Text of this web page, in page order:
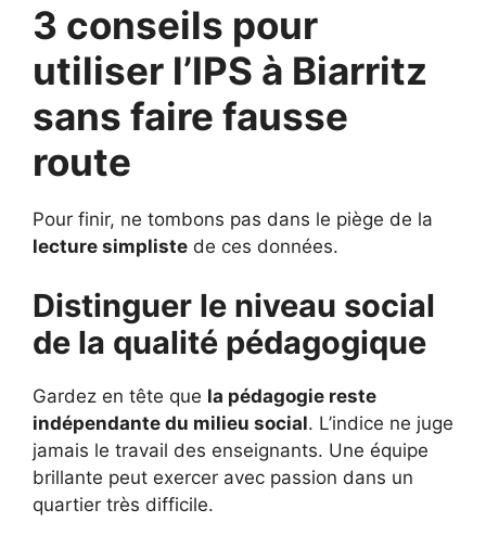
3 conseils pour
utiliser l’IPS à Biarritz
sans faire fausse
route
Pour finir, ne tombons pas dans le piège de la
lecture simpliste de ces données.
Distinguer le niveau social
de la qualité pédagogique
Gardez en tête que la pédagogie reste
indépendante du milieu social. L’indice ne juge
jamais le travail des enseignants. Une équipe
brillante peut exercer avec passion dans un
quartier très difficile.